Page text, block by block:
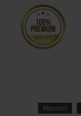
Mannol